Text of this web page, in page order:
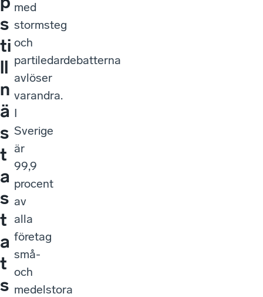
s
ti
ll
n
ä
s
t
a
s
t
a
t
s
med
stormsteg
och
partiledardebatterna
avlöser
varandra.
I
Sverige
är
99,9
procent
av
alla
företag
små-
och
medelstora